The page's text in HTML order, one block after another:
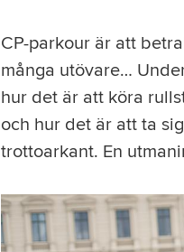
CP-parkour är att
många utövare…
hur det är att köra
och hur det är att ta
trottoarkant. En